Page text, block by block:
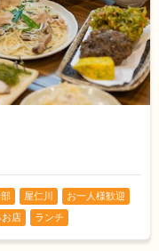
屋仁川
お一人様歓迎
お店 ランチ